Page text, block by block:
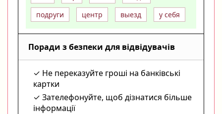
подруги
центр выезд у себя
Поради з безпеки для відвідувачів
Не переказуйте гроші на банківські
картки
Зателефонуйте, щоб дізнатися більше
інформації